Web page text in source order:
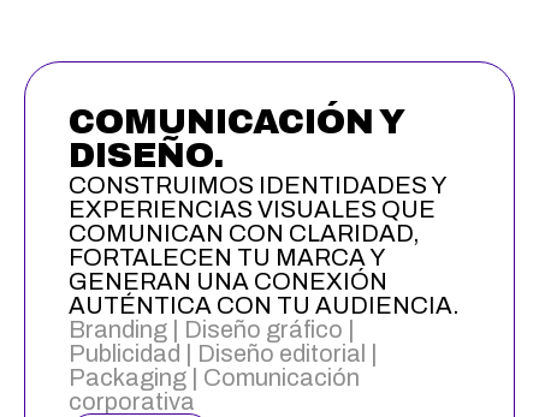
COMUNICACIÓN Y
DISEÑO.
CONSTRUIMOS IDENTIDADES Y
EXPERIENCIAS VISUALES QUE
COMUNICAN CON CLARIDAD,
FORTALECEN TU MARCA Y
GENERAN UNA CONEXIÓN
AUTÉNTICA CON TU AUDIENCIA.
Branding | Diseño gráfico |
Publicidad | Diseño editorial |
Packaging | Comunicación
corporativa